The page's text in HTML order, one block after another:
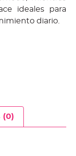
ideales para
diario.
(0)